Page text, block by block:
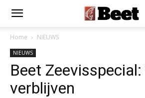
Home NIEUWS
NIEUWS
Beet
verblijven